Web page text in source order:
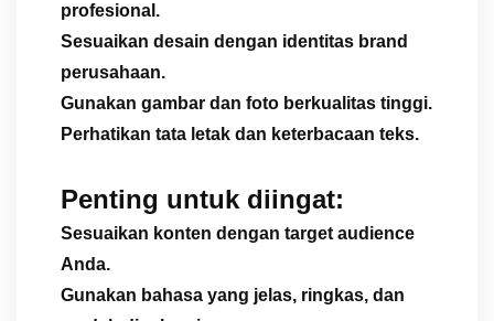
profesional.
Sesuaikan desain dengan identitas brand
perusahaan.
Gunakan gambar dan foto berkualitas tinggi.
Perhatikan tata letak dan keterbacaan teks.
Penting untuk diingat:
Sesuaikan konten dengan target audience
Anda.
Gunakan bahasa yang jelas, ringkas, dan